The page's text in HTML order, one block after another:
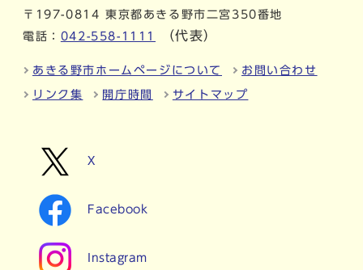
〒197-0814 東京都あきる野市二宮350番地
電話： 042-558-1111 （代表）
あきる野市ホームページについて お問い合わせ
リンク集 開庁時間 サイトマップ
X
Facebook
Instagram